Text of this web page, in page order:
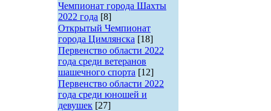
Чемпионат города Шахты
2022 года [8]
Открытый Чемпионат
города Цимлянска [18]
Первенство области 2022
года среди ветеранов
шашечного спорта [12]
Первенство области 2022
года среди юношей и
девушек [27]